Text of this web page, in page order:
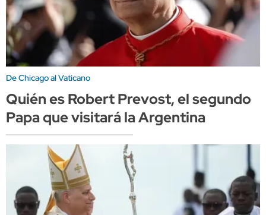
De Chicago al Vaticano
Quién es Robert Prevost, el segundo
Papa que visitará la Argentina